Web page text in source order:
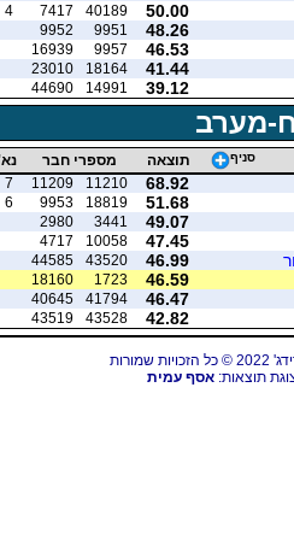
50.00
40189
7417
4
48.26
9951
9952
46.53
9957
16939
41.44
18164
23010
39.12
14991
44690
מערב
סניף תוצאה מספרי חבר
68.92
11210
11209
7
51.68
18819
9953
6
49.07
3441
2980
47.45
10058
4717
46.99
43520
44585
46.59
1723
18160
46.47
41794
40645
42.82
43528
43519
תוצאות:אסף עמית